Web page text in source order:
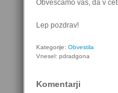
Obveščamo vas, da v
Lep pozdrav!
Kategorije: Obvestila
Vnesel: pdradgona
Komentarji